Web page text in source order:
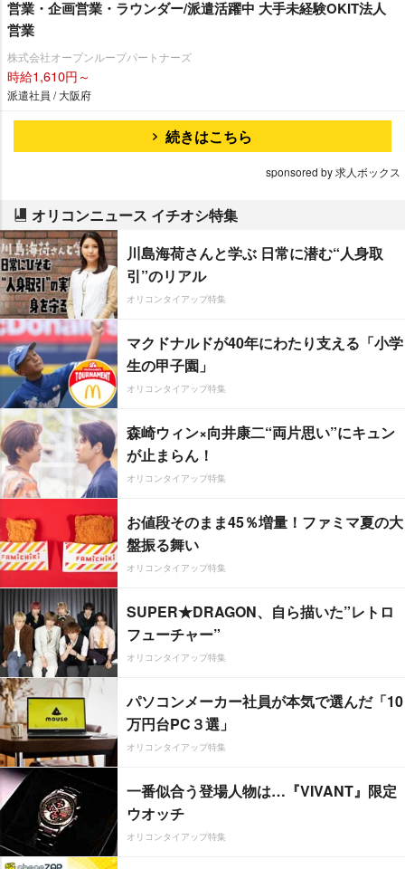
営業・企画営業・ラウンダー/派遣活躍中 大手未経験OKIT法人
営業
株式会社オープンループパートナーズ
時給1,610円～
派遣社員 / 大阪府
続きはこちら
sponsored by 求人ボックス
オリコンニュース イチオシ特集
川島海荷さんと学ぶ 日常に潜む“人身取
引”のリアル
オリコンタイアップ特集
マクドナルドが40年にわたり支える「小学
生の甲子園」
オリコンタイアップ特集
森崎ウィン×向井康二“両片思い”にキュン
が止まらん！
オリコンタイアップ特集
お値段そのまま45％増量！ファミマ夏の大
盤振る舞い
オリコンタイアップ特集
SUPER★DRAGON、自ら描いた”レトロ
フューチャー”
オリコンタイアップ特集
パソコンメーカー社員が本気で選んだ「10
万円台PC３選」
オリコンタイアップ特集
一番似合う登場人物は…『VIVANT』限定
ウオッチ
オリコンタイアップ特集